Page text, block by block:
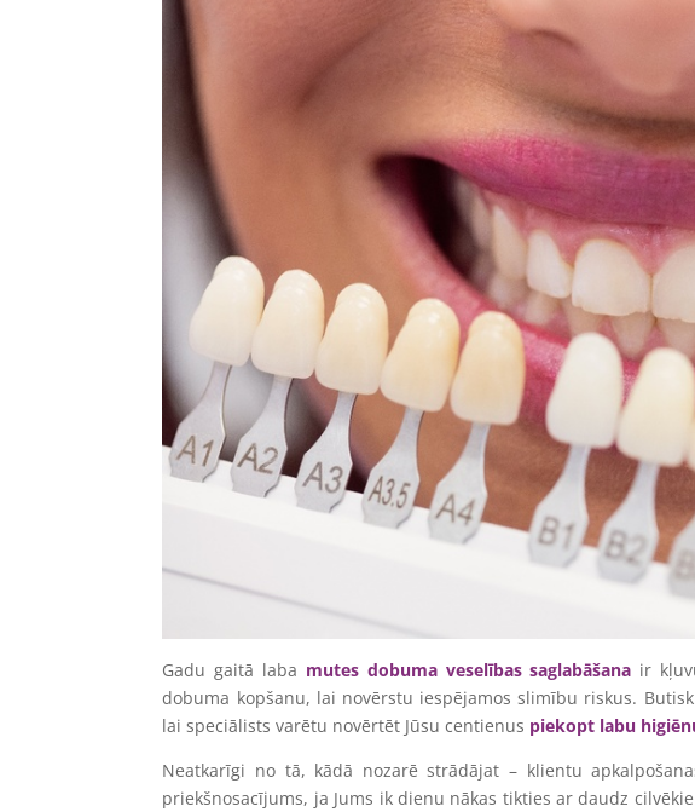
Gadu gaitā laba mutes dobuma veselības saglabāšana ir
dobuma kopšanu, lai novērstu iespējamos slimību riskus.
lai speciālists varētu novērtēt Jūsu centienus piekopt labu
Neatkarīgi no tā, kādā nozarē strādājat – klientu
priekšnosacījums, ja Jums ik dienu nākas tikties ar daudz